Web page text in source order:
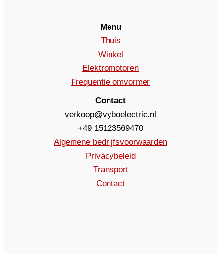
Menu
Thuis
Winkel
Elektromotoren
Frequentie omvormer
Contact
verkoop@vyboelectric.nl
+49 15123569470
Algemene bedrijfsvoorwaarden
Privacybeleid
Transport
Contact